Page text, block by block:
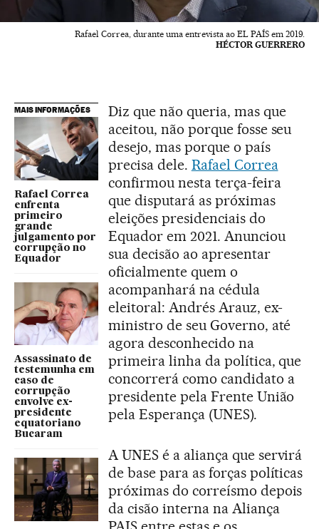
Rafael Correa, durante uma entrevista ao EL PAÍS em 2019.
HÉCTOR GUERRERO
MAIS INFORMAÇÕES
Rafael Correa
enfrenta
primeiro
grande
julgamento por
corrupção no
Equador
Assassinato de
testemunha em
caso de
corrupção
envolve ex-
presidente
equatoriano
Bucaram
Diz que não queria, mas que
aceitou, não porque fosse seu
desejo, mas porque o país
precisa dele. Rafael Correa
confirmou nesta terça-feira
que disputará as próximas
eleições presidenciais do
Equador em 2021. Anunciou
sua decisão ao apresentar
oficialmente quem o
acompanhará na cédula
eleitoral: Andrés Arauz, ex-
ministro de seu Governo, até
agora desconhecido na
primeira linha da política, que
concorrerá como candidato a
presidente pela Frente União
pela Esperança (UNES).
A UNES é a aliança que servirá
de base para as forças políticas
próximas do correísmo depois
da cisão interna na Aliança